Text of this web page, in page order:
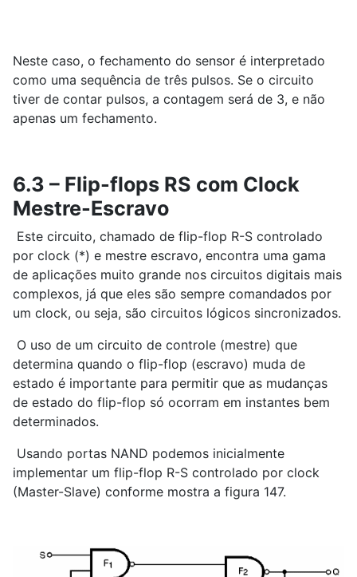
Neste caso, o fechamento do sensor é interpretado
como uma sequência de três pulsos. Se o circuito
tiver de contar pulsos, a contagem será de 3, e não
apenas um fechamento.
6.3 – Flip-flops RS com Clock
Mestre-Escravo
Este circuito, chamado de flip-flop R-S controlado
por clock (*) e mestre escravo, encontra uma gama
de aplicações muito grande nos circuitos digitais mais
complexos, já que eles são sempre comandados por
um clock, ou seja, são circuitos lógicos sincronizados.
O uso de um circuito de controle (mestre) que
determina quando o flip-flop (escravo) muda de
estado é importante para permitir que as mudanças
de estado do flip-flop só ocorram em instantes bem
determinados.
Usando portas NAND podemos inicialmente
implementar um flip-flop R-S controlado por clock
(Master-Slave) conforme mostra a figura 147.